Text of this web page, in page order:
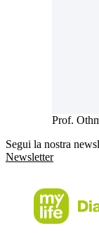
Prof.
Segui la nostra
Newsletter